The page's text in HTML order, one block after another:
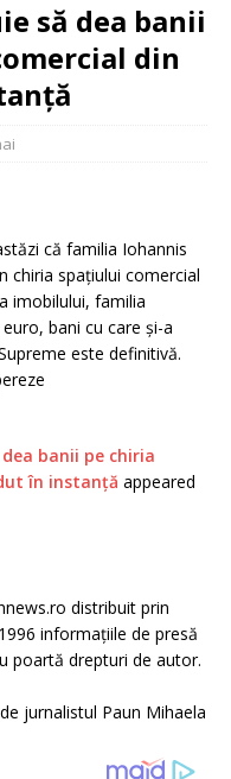
să dea banii
din
că familia Iohannis
chiria spațiului comercial
imobilului, familia
bani cu care și-a
este definitivă.
banii pe chiria
în instanță appeared
distribuit prin
informațiile de presă
poartă drepturi de autor.
jurnalistul Paun Mihaela